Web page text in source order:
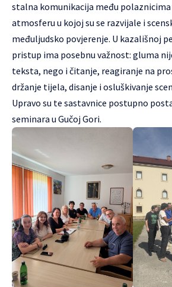
stalna komunikacija među
atmosferu u kojoj su se razvijale i
međuljudsko povjerenje. U kazališnoj
pristup ima posebnu važnost: gluma
teksta, nego i čitanje, reagiranje na
držanje tijela, disanje i osluškivanje
Upravo su te sastavnice postupno
seminara u Gučoj Gori.